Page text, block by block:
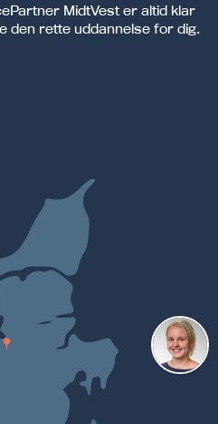
MidtVest er altid klar
den rette uddannelse for dig.